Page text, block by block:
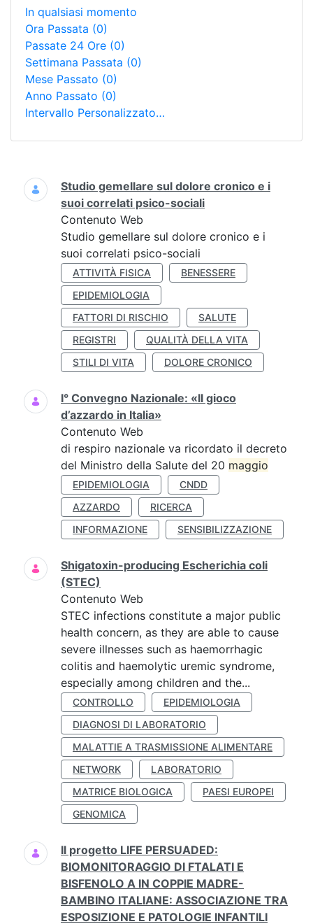
In qualsiasi momento
Ora Passata (0)
Passate 24 Ore (0)
Settimana Passata (0)
Mese Passato (0)
Anno Passato (0)
Intervallo Personalizzato…
Ricerca
Studio gemellare sul dolore cronico e i
suoi correlati psico-sociali
Contenuto Web
Studio gemellare sul dolore cronico e i
suoi correlati psico-sociali
ATTIVITÀ FISICA
BENESSERE
EPIDEMIOLOGIA
FATTORI DI RISCHIO
SALUTE
REGISTRI
QUALITÀ DELLA VITA
STILI DI VITA
DOLORE CRONICO
I° Convegno Nazionale: «Il gioco
d’azzardo in Italia»
Contenuto Web
di respiro nazionale va ricordato il decreto
del Ministro della Salute del 20 maggio
EPIDEMIOLOGIA
CNDD
AZZARDO
RICERCA
INFORMAZIONE
SENSIBILIZZAZIONE
Shigatoxin-producing Escherichia coli
(STEC)
Contenuto Web
STEC infections constitute a major public
health concern, as they are able to cause
severe illnesses such as haemorrhagic
colitis and haemolytic uremic syndrome,
especially among children and the...
CONTROLLO
EPIDEMIOLOGIA
DIAGNOSI DI LABORATORIO
MALATTIE A TRASMISSIONE ALIMENTARE
NETWORK
LABORATORIO
MATRICE BIOLOGICA
PAESI EUROPEI
GENOMICA
Il progetto LIFE PERSUADED:
BIOMONITORAGGIO DI FTALATI E
BISFENOLO A IN COPPIE MADRE-
BAMBINO ITALIANE: ASSOCIAZIONE TRA
ESPOSIZIONE E PATOLOGIE INFANTILI